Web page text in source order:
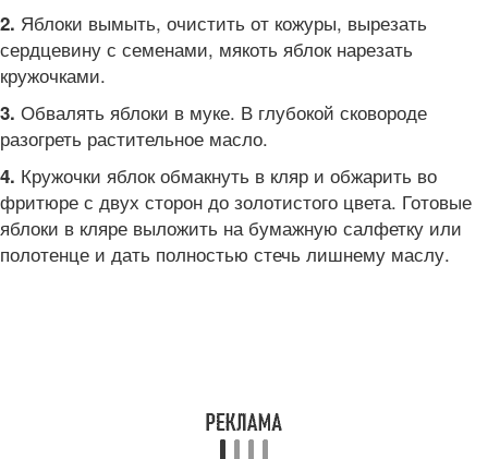
2. Яблоки вымыть, очистить от кожуры, вырезать
сердцевину с семенами, мякоть яблок нарезать
кружочками.
3. Обвалять яблоки в муке. В глубокой сковороде
разогреть растительное масло.
4. Кружочки яблок обмакнуть в кляр и обжарить во
фритюре с двух сторон до золотистого цвета. Готовые
яблоки в кляре выложить на бумажную салфетку или
полотенце и дать полностью стечь лишнему маслу.